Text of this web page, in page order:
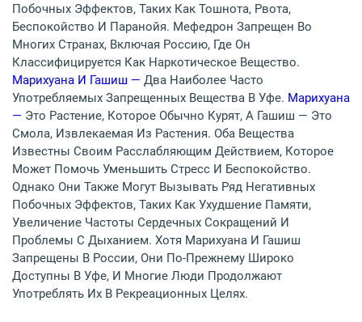
Побочных Эффектов, Таких Как Тошнота, Рвота,
Беспокойство И Паранойя. Мефедрон Запрещен Во
Многих Странах, Включая Россию, Где Он
Классифицируется Как Наркотическое Вещество.
Марихуана И Гашиш — Два Наиболее Часто
Употребляемых Запрещенных Вещества В Уфе. Марихуана
— Это Растение, Которое Обычно Курят, А Гашиш — Это
Смола, Извлекаемая Из Растения. Оба Вещества
Известны Своим Расслабляющим Действием, Которое
Может Помочь Уменьшить Стресс И Беспокойство.
Однако Они Также Могут Вызывать Ряд Негативных
Побочных Эффектов, Таких Как Ухудшение Памяти,
Увеличение Частоты Сердечных Сокращений И
Проблемы С Дыханием. Хотя Марихуана И Гашиш
Запрещены В России, Они По-Прежнему Широко
Доступны В Уфе, И Многие Люди Продолжают
Употреблять Их В Рекреационных Целях.